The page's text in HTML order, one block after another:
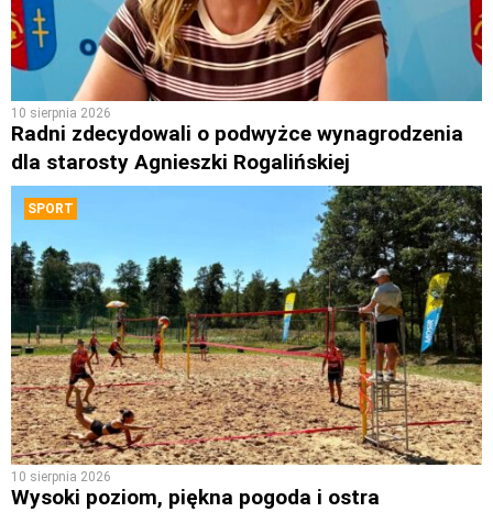
10 sierpnia 2026
Radni zdecydowali o podwyżce wynagrodzenia
dla starosty Agnieszki Rogalińskiej
SPORT
10 sierpnia 2026
Wysoki poziom, piękna pogoda i ostra